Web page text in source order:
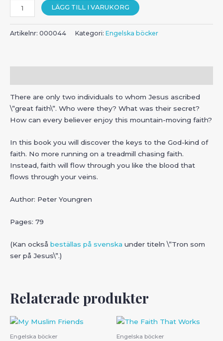
Great
Faith
LÄGG TILL I VARUKORG
Artikelnr: 000044 Kategori: Engelska böcker
There are only two individuals to whom Jesus ascribed
\”great faith\”. Who were they? What was their secret?
How can every believer enjoy this mountain-moving faith?
In this book you will discover the keys to the God-kind of
faith. No more running on a treadmill chasing faith.
Instead, faith will flow through you like the blood that
flows through your veins.
Author: Peter Youngren
Pages: 79
(Kan också beställas på svenska under titeln \”Tron som
ser på Jesus\”.)
Relaterade produkter
Engelska böcker Engelska böcker